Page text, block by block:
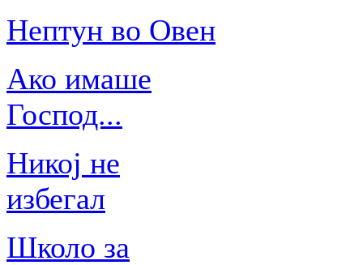
Нептун во Овен
Ако имаше
Господ...
Никој не
избегал
Школо за